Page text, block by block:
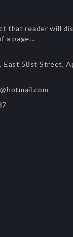
that reader will
a page...
East 58st Street,